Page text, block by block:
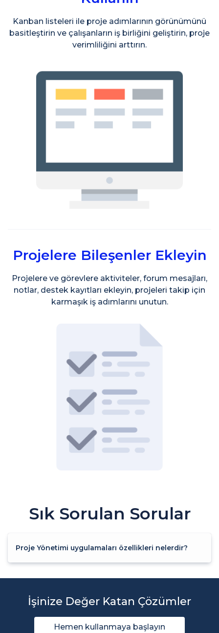
Kanban listeleri ile proje adımlarının görünümünü
basitleştirin ve çalışanların iş birliğini geliştirin, proje
verimliliğini arttırın.
Projelere Bileşenler Ekleyin
Projelere ve görevlere aktiviteler, forum mesajları,
notlar, destek kayıtları ekleyin, projeleri takip için
karmaşık iş adımlarını unutun.
Sık Sorulan Sorular
Proje Yönetimi uygulamaları özellikleri nelerdir?
İşinize Değer Katan Çözümler
Hemen kullanmaya başlayın